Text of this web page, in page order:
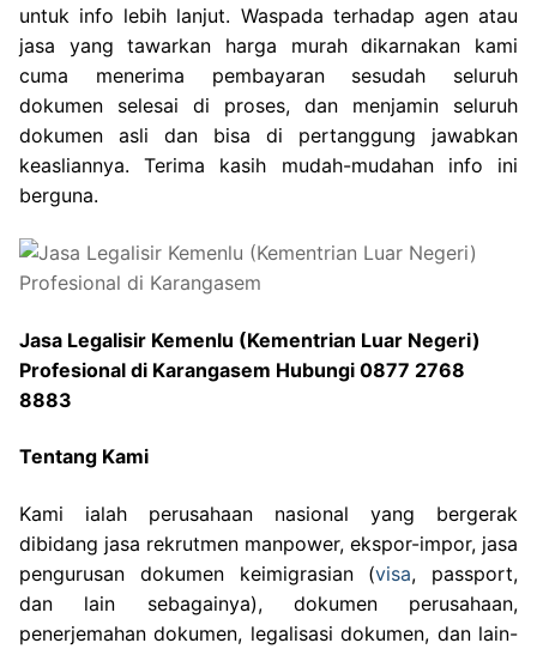
untuk info lebih lanjut. Waspada terhadap agen atau
jasa yang tawarkan harga murah dikarnakan kami
cuma menerima pembayaran sesudah seluruh
dokumen selesai di proses, dan menjamin seluruh
dokumen asli dan bisa di pertanggung jawabkan
keasliannya. Terima kasih mudah-mudahan info ini
berguna.
Jasa Legalisir Kemenlu (Kementrian Luar Negeri)
Profesional di Karangasem Hubungi 0877 2768
8883
Tentang Kami
Kami ialah perusahaan nasional yang bergerak
dibidang jasa rekrutmen manpower, ekspor-impor, jasa
pengurusan dokumen keimigrasian (visa, passport,
dan lain sebagainya), dokumen perusahaan,
penerjemahan dokumen, legalisasi dokumen, dan lain-